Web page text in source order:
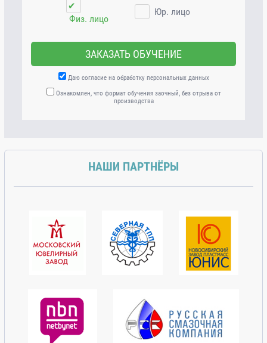
✔
Физ. лицо
Юр. лицо
Даю согласие на обработку персональных данных
Ознакомлен, что формат обучения заочный, без отрыва от
производства
НАШИ ПАРТНЁРЫ